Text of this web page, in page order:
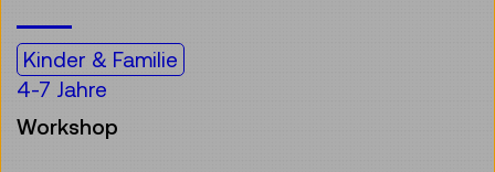
Kinder & Familie
4-7 Jahre
Workshop